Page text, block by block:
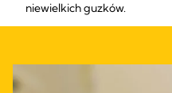
niewielkich guzków.